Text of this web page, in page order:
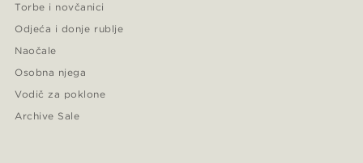
Torbe i novčanici
Odjeća i donje rublje
Naočale
Osobna njega
Vodič za poklone
Archive Sale